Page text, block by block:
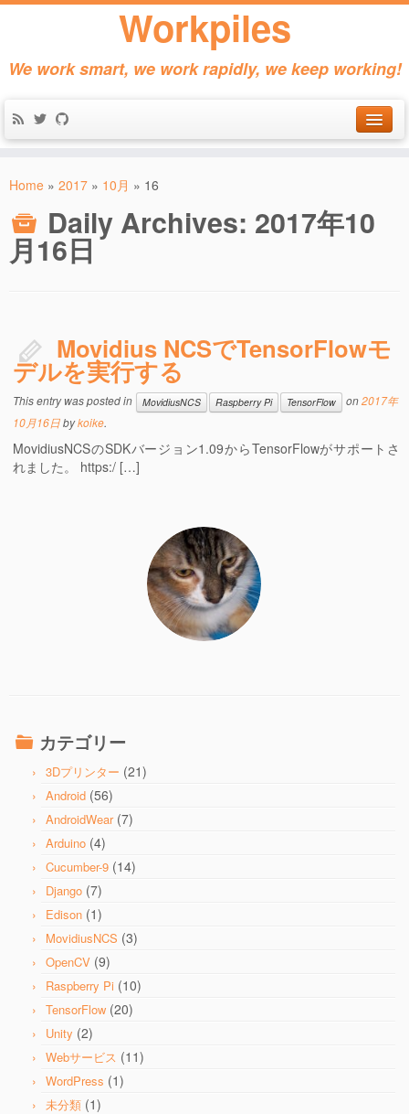
Workpiles
We work smart, we work rapidly, we keep working!
About
Home » 2017 » 10月 » 16
Daily Archives: 2017年10
月16日
Movidius NCSでTensorFlowモ
デルを実行する
This entry was posted in MovidiusNCS Raspberry Pi TensorFlow on2017年
10月16日bykoike.
MovidiusNCSのSDKバージョン1.09からTensorFlowがサポートさ
れました。 https:/ […]
カテゴリー
3Dプリンター (21)
Android (56)
AndroidWear(7)
Arduino (4)
Cucumber-9 (14)
Django (7)
Edison (1)
MovidiusNCS (3)
OpenCV (9)
Raspberry Pi (10)
TensorFlow (20)
Unity (2)
Webサービス (11)
WordPress (1)
未分類 (1)